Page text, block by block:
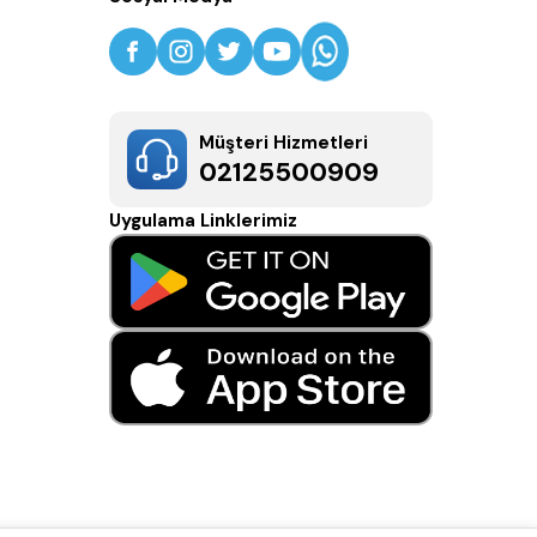
Müşteri Hizmetleri
02125500909
Uygulama Linklerimiz